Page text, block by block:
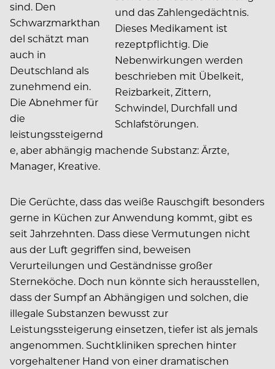
und das Zahlengedächtnis.
Dieses Medikament ist
rezeptpflichtig. Die
Nebenwirkungen werden
beschrieben mit Übelkeit,
Reizbarkeit, Zittern,
Schwindel, Durchfall und
Schlafstörungen.
sind. Den
Schwarzmarkthan
del schätzt man
auch in
Deutschland als
zunehmend ein.
Die Abnehmer für
die
leistungssteigernd
e, aber abhängig machende Substanz: Ärzte,
Manager, Kreative.
Die Gerüchte, dass das weiße Rauschgift besonders
gerne in Küchen zur Anwendung kommt, gibt es
seit Jahrzehnten. Dass diese Vermutungen nicht
aus der Luft gegriffen sind, beweisen
Verurteilungen und Geständnisse großer
Sterneköche. Doch nun könnte sich herausstellen,
dass der Sumpf an Abhängigen und solchen, die
illegale Substanzen bewusst zur
Leistungssteigerung einsetzen, tiefer ist als jemals
angenommen. Suchtkliniken sprechen hinter
vorgehaltener Hand von einer dramatischen